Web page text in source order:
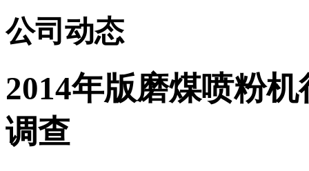
公司动态
2014年版磨煤喷粉
调查